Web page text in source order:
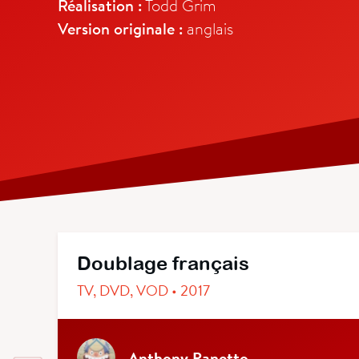
Réalisation :Todd Grim
Version originale : anglais
Doublage français
TV, DVD, VOD • 2017